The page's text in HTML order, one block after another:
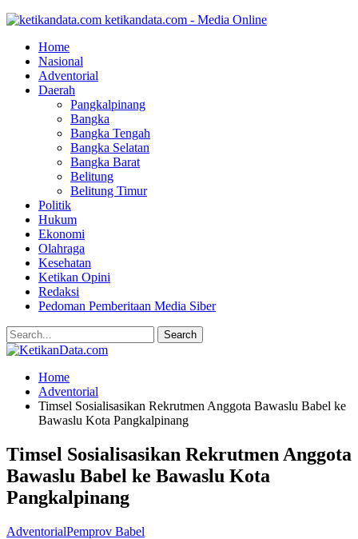
ketikandata.com - Media Online
Home
Nasional
Adventorial
Daerah
Pangkalpinang
Bangka
Bangka Tengah
Bangka Selatan
Bangka Barat
Belitung
Belitung Timur
Politik
Hukum
Ekonomi
Olahraga
Kesehatan
Ketikan Opini
Redaksi
Pedoman Pemberitaan Media Siber
Home
Adventorial
Timsel Sosialisasikan Rekrutmen Anggota Bawaslu Babel ke
Bawaslu Kota Pangkalpinang
Timsel Sosialisasikan Rekrutmen Anggota
Bawaslu Babel ke Bawaslu Kota
Pangkalpinang
AdventorialPemprov Babel